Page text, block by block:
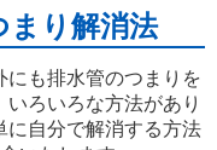
まり解消法
にも排水管のつまりを
ろいろな方法があり
に自分で解消する方法